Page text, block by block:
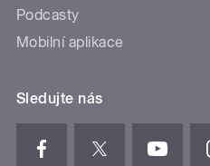
Podcasty
Mobilní aplikace
Sledujte nás